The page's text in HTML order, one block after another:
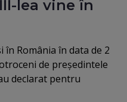
lea vine în
în România în data de 2
de preşedintele
declarat pentru